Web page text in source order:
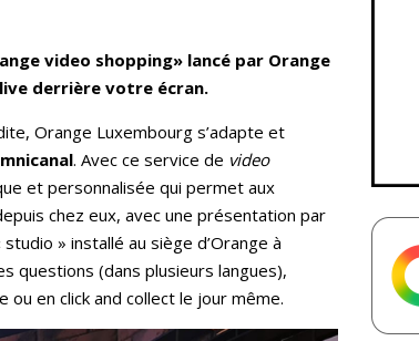
video shopping» lancé par Orange
derrière votre écran.
Orange Luxembourg s’adapte et
. Avec ce service de video
et personnalisée qui permet aux
chez eux, avec une présentation par
» installé au siège d’Orange à
questions (dans plusieurs langues),
en click and collect le jour même.